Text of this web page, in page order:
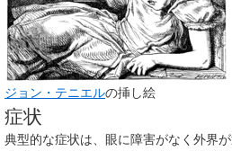
ジョン・テニエルの挿し絵
症状
典型的な症状は、眼に障害がなく外界